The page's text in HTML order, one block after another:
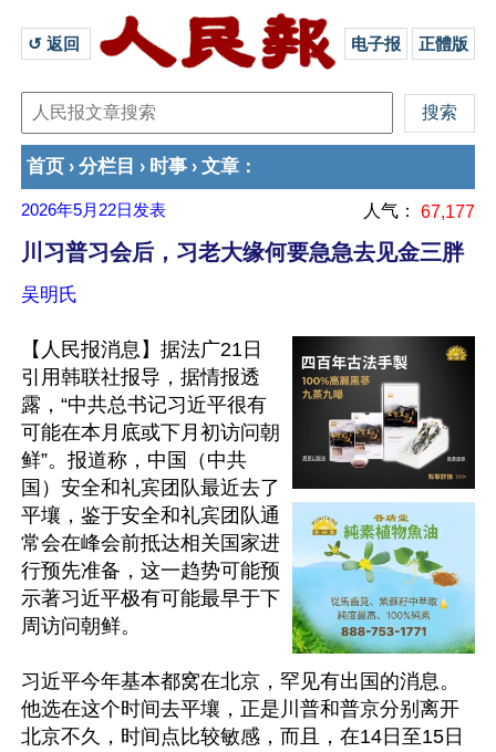
↺ 返回 电子报 正體版
首页 › 分栏目 › 时事 › 文章 ：
2026年5月22日 发表 人气： 67,177
川习普习会后，习老大缘何要急急去见金三胖
吴明氏
【人民报消息】据法广21日
引用韩联社报导，据情报透
露，“中共总书记习近平很有
可能在本月底或下月初访问朝
鲜”。报道称，中国（中共
国）安全和礼宾团队最近去了
平壤，鉴于安全和礼宾团队通
常会在峰会前抵达相关国家进
行预先准备，这一趋势可能预
示著习近平极有可能最早于下
周访问朝鲜。
习近平今年基本都窝在北京，罕见有出国的消息。
他选在这个时间去平壤，正是川普和普京分别离开
北京不久，时间点比较敏感，而且，在14日至15日